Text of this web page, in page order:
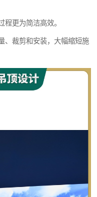
更为简洁高效。
、裁剪和安装，大幅缩短施